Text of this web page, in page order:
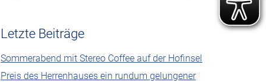
Letzte Beiträge
Sommerabend mit Stereo Coffee auf der Hofinsel
Preis des Herrenhauses ein rundum gelungener